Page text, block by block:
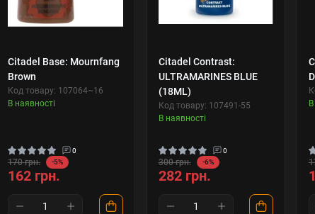
Citadel Base: Mournfang
Brown
Код товару: 107064~16
В наявності
0
170 грн. -5%
162 грн.
Citadel Contrast:
ULTRAMARINES BLUE
(18ML)
Код товару: 107491-55
В наявності
0
300 грн. -6%
282 грн.